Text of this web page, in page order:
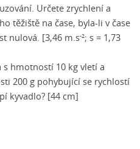
Určete zrychlení a
těžiště na čase, byla-li v čase
nulová. [3,46 m.s-2; s = 1,73
s hmotností 10 kg vletí a
200 g pohybující se rychlostí
kyvadlo? [44 cm]